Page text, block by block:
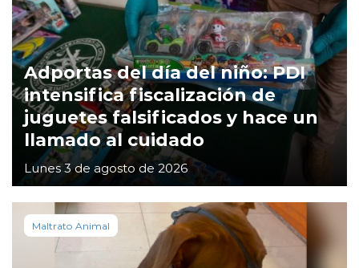
Adportas del día del niño: PDI
intensifica fiscalización de
juguetes falsificados y hace un
llamado al cuidado
Lunes 3 de agosto de 2026
Maltrato Animal